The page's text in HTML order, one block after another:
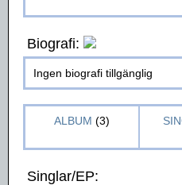
Biografi:
Ingen biografi tillgänglig
ALBUM (3)
Singlar/EP: